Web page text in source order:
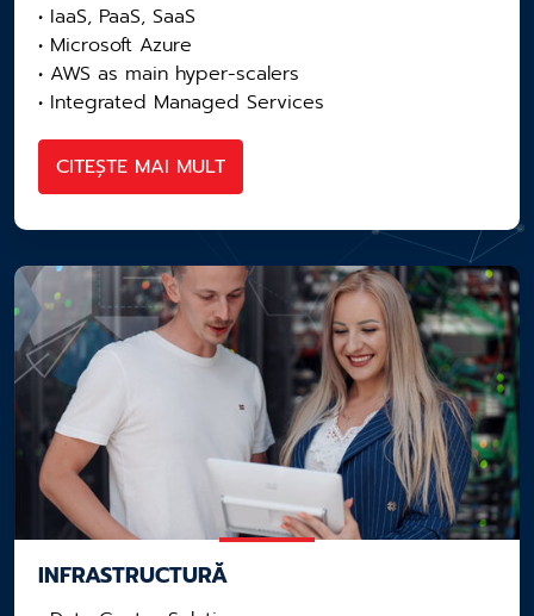
• IaaS, PaaS, SaaS
• Microsoft Azure
• AWS as main hyper-scalers​
• Integrated Managed Services
CITEȘTE MAI MULT
INFRASTRUCTURĂ